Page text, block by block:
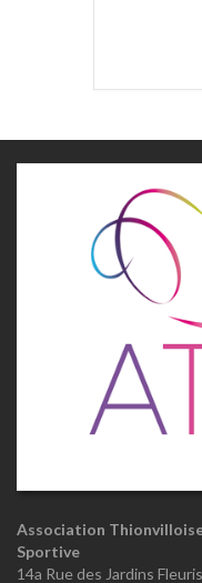
Association
Sportive
14a Rue des Jardins Fleuris